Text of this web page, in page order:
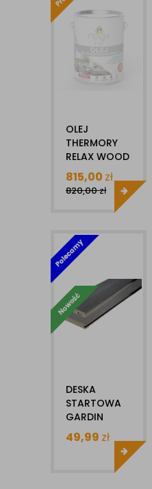
OLEJ
THERMORY
RELAX WOOD
10L
815,00 zł
820,00zł
DESKA
STARTOWA
GARDIN
NATUR
23X146MM X
SCHODOWO-
49,99 zł